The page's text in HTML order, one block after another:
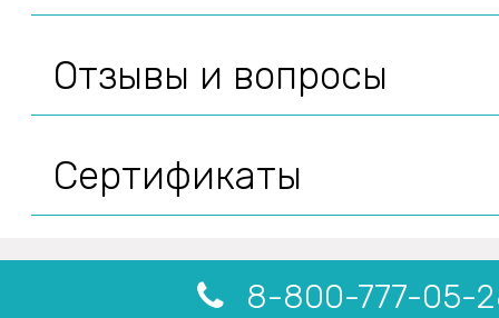
Отзывы и вопросы
Сертификаты
8-800-777-05-